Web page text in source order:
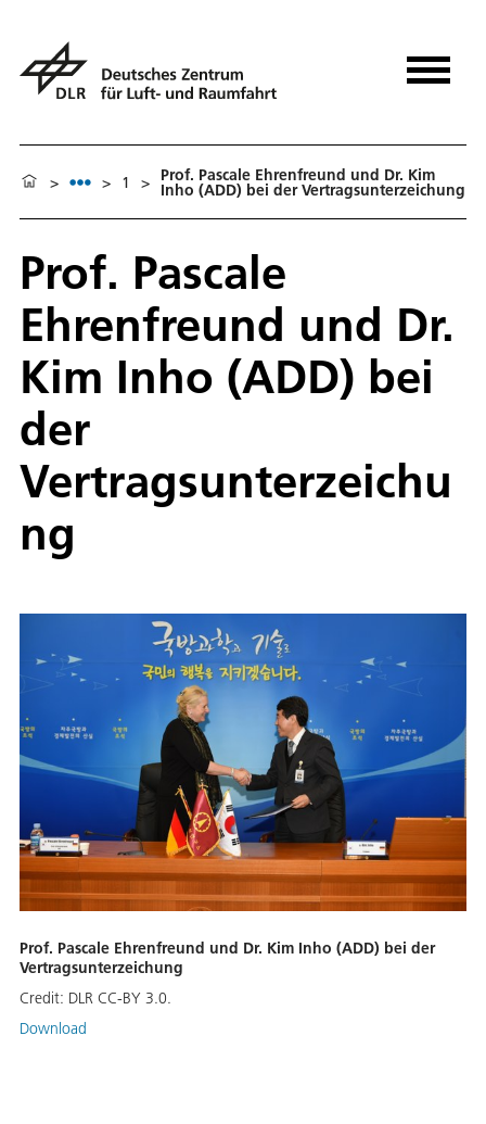
> > 1 > Prof. Pascale Ehrenfreund und Dr. Kim
Inho (ADD) bei der Vertragsunterzeichung
Prof. Pascale
Ehrenfreund und Dr.
Kim Inho (ADD) bei
der
Vertragsunterzeichu
ng
Prof. Pascale Ehrenfreund und Dr. Kim Inho (ADD) bei der
Vertragsunterzeichung
Credit: DLR CC-BY 3.0.
Download